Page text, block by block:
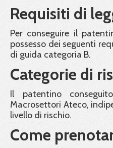
Requisiti di
Per conseguire il
possesso dei seguenti
di guida categoria B.
Categorie di
Il patentino
Macrosettori Ateco,
livello di rischio.
Come